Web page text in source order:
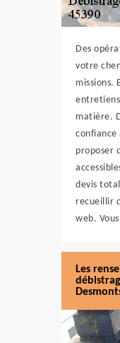
Des
votre
missions.
matière.
confiance
proposer
devis
recueillir
web.
Les